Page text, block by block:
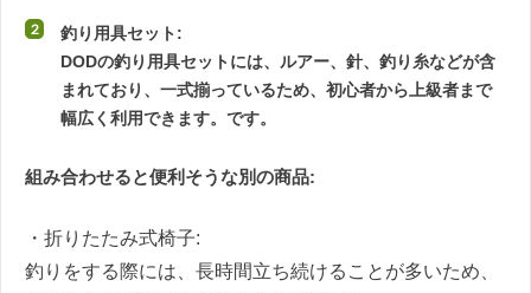
釣り用具セット:
DODの釣り用具セットには、ルアー、針、釣り糸などが含
まれており、一式揃っているため、初心者から上級者まで
幅広く利用できます。です。
組み合わせると便利そうな別の商品:
・折りたたみ式椅子:
釣りをする際には、長時間立ち続けることが多いため、